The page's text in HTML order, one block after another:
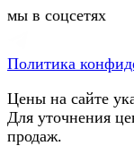
мы в соцсетях
Политика
Цены на сайте
Для уточнения
продаж.